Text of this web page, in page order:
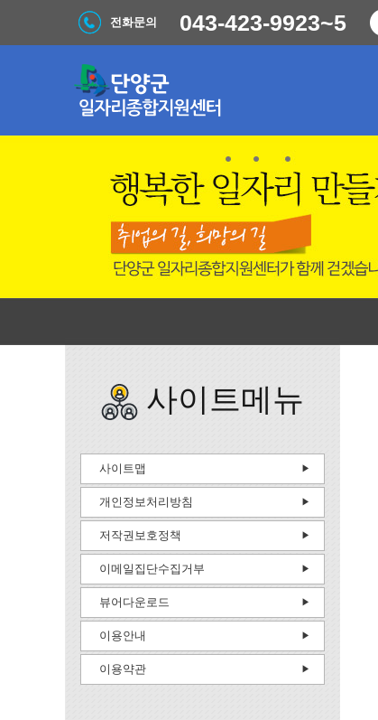
전화문의 043-423-9923~5
사이트메뉴
사이트맵
개인정보처리방침
저작권보호정책
이메일집단수집거부
뷰어다운로드
이용안내
이용약관